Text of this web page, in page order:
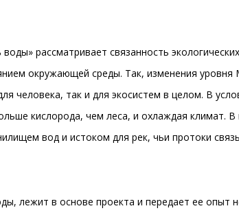
рассматривает связанность
окружающей среды. Так, изменения
человека, так и для экосистем в целом. В
кислорода, чем леса, и охлаждая климат.
вод и истоком для рек, чьи протоки
лежит в основе проекта и передает ее